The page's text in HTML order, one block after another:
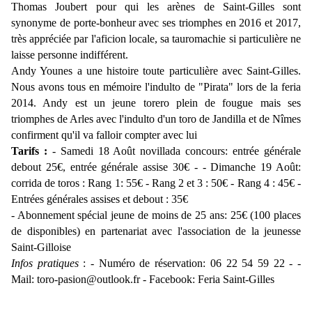
Thomas Joubert pour qui les arènes de Saint-Gilles sont
synonyme de porte-bonheur avec ses triomphes en 2016 et 2017,
très appréciée par l'aficion locale, sa tauromachie si particulière ne
laisse personne indifférent.
Andy Younes a une histoire toute particulière avec Saint-Gilles.
Nous avons tous en mémoire l'indulto de "Pirata" lors de la feria
2014. Andy est un jeune torero plein de fougue mais ses
triomphes de Arles avec l'indulto d'un toro de Jandilla et de Nîmes
confirment qu'il va falloir compter avec lui
Tarifs : - Samedi 18 Août novillada concours: entrée générale
debout 25€, entrée générale assise 30€ - - Dimanche 19 Août:
corrida de toros : Rang 1: 55€ - Rang 2 et 3 : 50€ - Rang 4 : 45€ -
Entrées générales assises et debout : 35€
- Abonnement spécial jeune de moins de 25 ans: 25€ (100 places
de disponibles) en partenariat avec l'association de la jeunesse
Saint-Gilloise
Infos pratiques: - Numéro de réservation: 06 22 54 59 22 - -
Mail: toro-pasion@outlook.fr - Facebook: Feria Saint-Gilles